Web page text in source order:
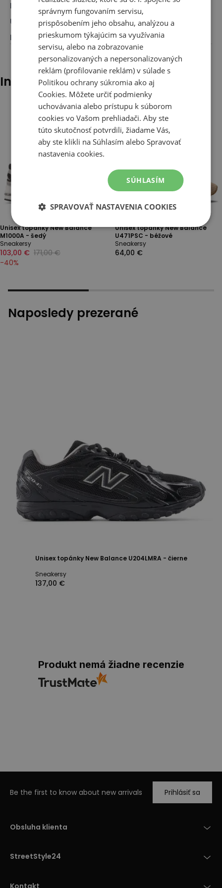
Pre koho:Pre neho, Pre ňu
Určenie:Klasické topánky
Farba
Čierna
Iní klienti tiež pozerali
Unisex topánky New Balance
M1000A - šedý
Sneakersy
103,00 € 171,00 €
-40%
Unisex topánky New Balance
U471PSC - béžové
Sneakersy
64,00 €
Naposledy prezerané
Unisex topánky New Balance U204LMRA - čierne
Sneakersy
137,00 €
Produkt nemá žiadne recenzie
Be the first to know about new arrivals Prihlásiť sa
Obsluha klienta
StreetStyle24
Kontakt
správnym fungovaním servisu,
prispôsobením jeho obsahu, analýzou a
prieskumom týkajúcim sa využívania
servisu, alebo na zobrazovanie
personalizovaných a nepersonalizovaných
reklám (profilovanie reklám) v súlade s
Politikou ochrany súkromia ako aj
Cookies. Môžete určiť podmienky
uchovávania alebo prístupu k súborom
cookies vo Vašom prehliadači. Aby ste
túto skutočnosť potvrdili, žiadame Vás,
aby ste klikli na Súhlasím alebo Spravovať
nastavenia cookies.
SÚHLASÍM
SPRAVOVAŤ NASTAVENIA COOKIES